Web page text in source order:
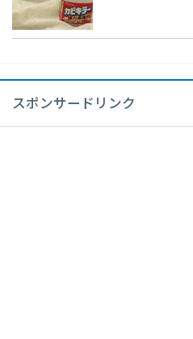
スポンサードリンク